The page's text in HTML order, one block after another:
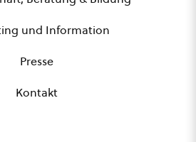
und Information
Presse
Kontakt